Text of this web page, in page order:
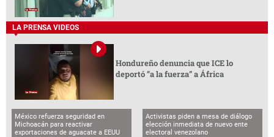
LA PRENSA VIDEOS
Hondureño denuncia que ICE lo
deportó “a la fuerza” a África
México refuerza seguridad en
Michoacán para reactivar
exportaciones de aguacate a EEUU
Activistas piden a mesa de diálogo
elección inmediata de nuevo ente
electoral venezolano